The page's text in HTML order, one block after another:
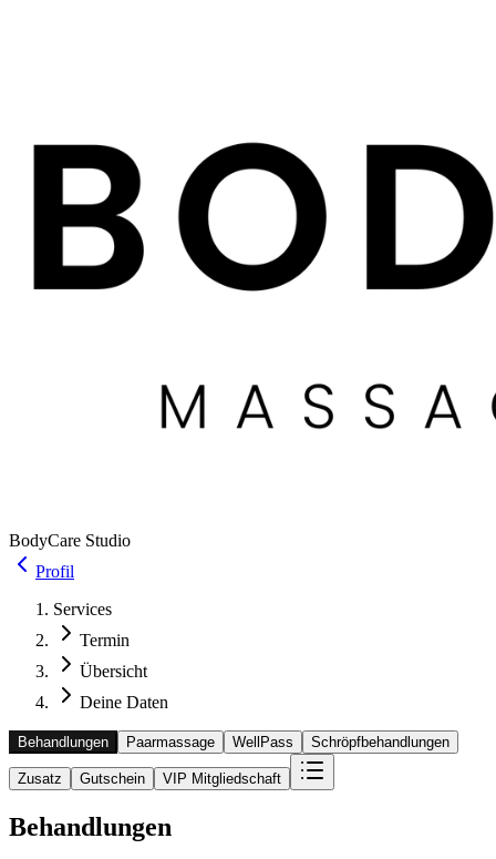
BodyCare Studio
Profil
Services
Termin
Übersicht
Deine Daten
Behandlungen Paarmassage WellPass Schröpfbehandlungen
Zusatz Gutschein VIP Mitgliedschaft
Behandlungen